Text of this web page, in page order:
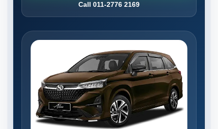
Call 011-2776 2169